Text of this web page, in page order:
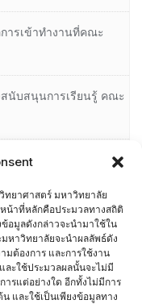
ยาศาสตร์ มหาวิทยาลัย
น้าที่หลักคือประมวลทางสถิติ
อมูลดังกล่าวจะนำมาใช้ใน
หาวิทยาลัยจะนำผลลัพธ์ดัง
มต้องการ และการใช้งาน
ละใช้ประมวลผลนั้นจะไม่มี
ารแต่อย่างใด อีกทั้งไม่มีการ
และใช้เป็นเพียงข้อมูลทาง
ารเข้าทำงานที่คณะ
นับสนุนการเรียนรู้ คณะ
สังกัด คณะวิทยาศาสตร์
ารเข้าศึกษาที่คณะ
ารให้บุตรหลานศึกษาที่